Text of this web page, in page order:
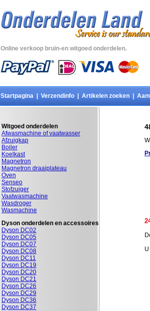
Online verkoop bruin-en witgoed onderdelen.
Startpagina Verzendinfo Artikelen zoeken
Witgoed onderdelen
Afwasmachine of vaatwasser
Afzuigkap
Boiler
Koelkast
Magnetron
Magnetron draaiplateau
Oven
Senseo
Stofzuiger
Vaatwasmachine
Wasdroger
Wasmachine
Dyson onderdelen en accessoires
Dyson DC02
Dyson DC05
Dyson DC07
Dyson DC08
Dyson DC11
Dyson DC19
Dyson DC20
Dyson DC21
Dyson DC26
Dyson DC29
Dyson DC36
Dyson DC37